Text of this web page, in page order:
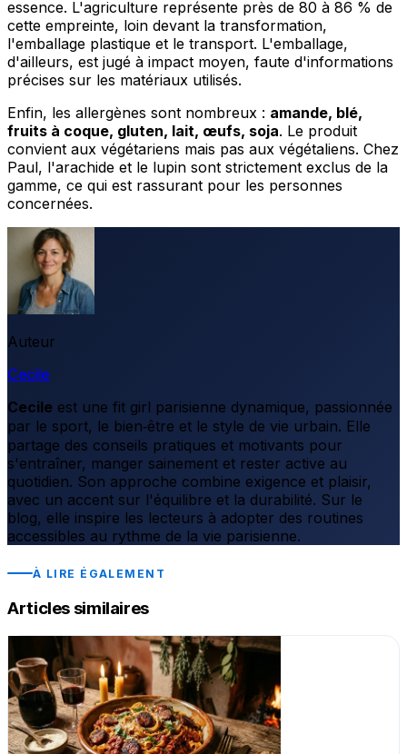
essence. L'agriculture représente près de 80 à 86 % de
cette empreinte, loin devant la transformation,
l'emballage plastique et le transport. L'emballage,
d'ailleurs, est jugé à impact moyen, faute d'informations
précises sur les matériaux utilisés.
Enfin, les allergènes sont nombreux : amande, blé,
fruits à coque, gluten, lait, œufs, soja. Le produit
convient aux végétariens mais pas aux végétaliens. Chez
Paul, l'arachide et le lupin sont strictement exclus de la
gamme, ce qui est rassurant pour les personnes
concernées.
Auteur
Cecile
Cecile est une fit girl parisienne dynamique, passionnée
par le sport, le bien‑être et le style de vie urbain. Elle
partage des conseils pratiques et motivants pour
s'entraîner, manger sainement et rester active au
quotidien. Son approche combine exigence et plaisir,
avec un accent sur l'équilibre et la durabilité. Sur le
blog, elle inspire les lecteurs à adopter des routines
accessibles au rythme de la vie parisienne.
À LIRE ÉGALEMENT
Articles similaires